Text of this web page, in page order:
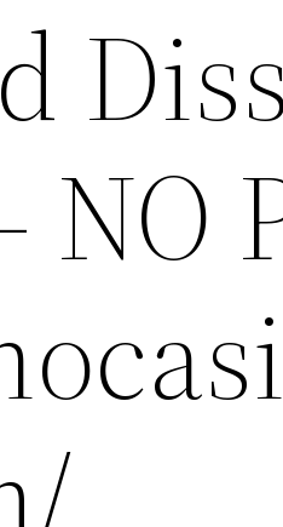
NO